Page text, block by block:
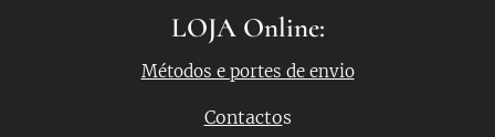
LOJA Online:
Métodos e portes de envio
Contactos